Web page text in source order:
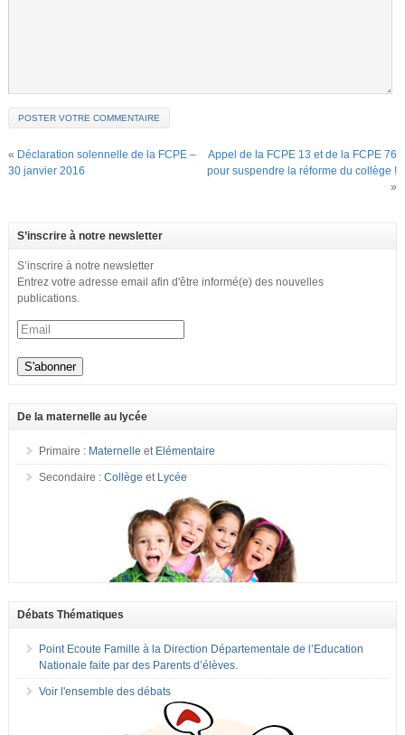
« Déclaration solennelle de la FCPE –
30 janvier 2016
Appel de la FCPE 13 et de la FCPE 76
pour suspendre la réforme du collège !
»
S’inscrire à notre newsletter
S’inscrire à notre newsletter
Entrez votre adresse email afin d'être informé(e) des nouvelles
publications.
De la maternelle au lycée
Primaire : Maternelle et Elémentaire
Secondaire : Collège et Lycée
Débats Thématiques
Point Ecoute Famille à la Direction Départementale de l’Education
Nationale faite par des Parents d’élèves.
Voir l'ensemble des débats